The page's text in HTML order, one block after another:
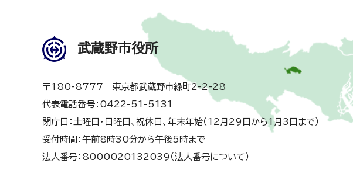
武蔵野市役所
〒180-8777 東京都武蔵野市緑町2-2-28
代表電話番号：0422-51-5131
閉庁日：土曜日・日曜日、祝休日、年末年始（12月29日から1月3日まで）
受付時間：午前8時30分から午後5時まで
法人番号：8000020132039（ 法人番号について ）